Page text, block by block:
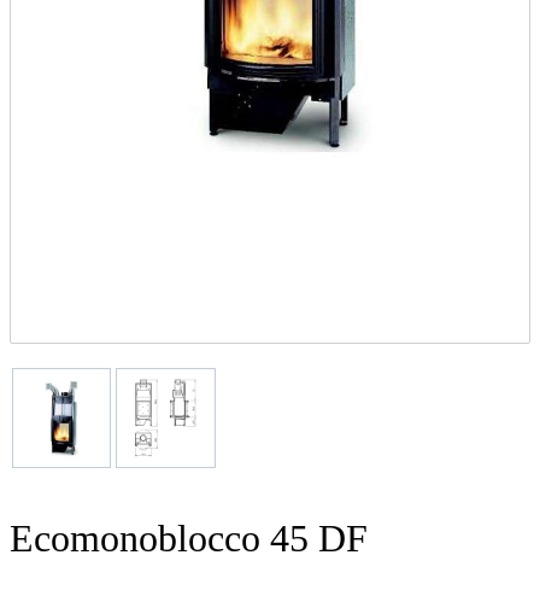
Ecomonoblocco 45 DF